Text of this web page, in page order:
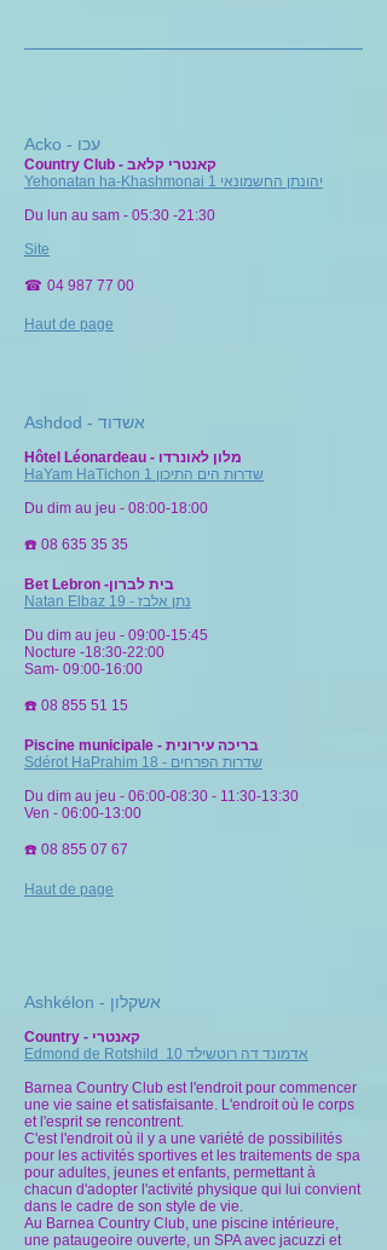
Acko - עכו
Country Club - קאנטרי קלאב
Yehonatan ha-Khashmonai יהונתן החשמונאי 1
Du lun au sam - 05:30 -21:30
Site
☎ 04 987 77 00
Haut de page
Ashdod - אשדוד
Hôtel Léonardeau - מלון לאונרדו
HaYam HaTichon 1 שדרות הים התיכון
Du dim au jeu - 08:00-18:00
☎️ 08 635 35 35
Bet Lebron -בית לברון
Natan Elbaz 19 - נתן אלבז
Du dim au jeu - 09:00-15:45
Nocture -18:30-22:00
Sam- 09:00-16:00
☎️ 08 855 51 15
Piscine municipale - בריכה עירונית
Sdérot HaPrahim 18 - שדרות הפרחים
Du dim au jeu - 06:00-08:30 - 11:30-13:30
Ven - 06:00-13:00
☎️ 08 855 07 67
Haut de page
Ashkélon - אשקלון
Country -
Edmond de Rotshild 10 אדמונד דה רוטשילד
Barnea Country Club est l'endroit pour commencer
une vie saine et satisfaisante. L'endroit où le corps
et l'esprit se rencontrent.
C'est l'endroit où il y a une variété de possibilités
pour les activités sportives et les traitements de spa
pour adultes, jeunes et enfants, permettant à
chacun d'adopter l'activité physique qui lui convient
dans le cadre de son style de vie.
Au Barnea Country Club, une piscine intérieure,
une pataugeoire ouverte, un SPA avec jacuzzi et